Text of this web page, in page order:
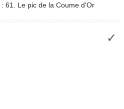
: 61. Le pic de la Coume d'Or
✓